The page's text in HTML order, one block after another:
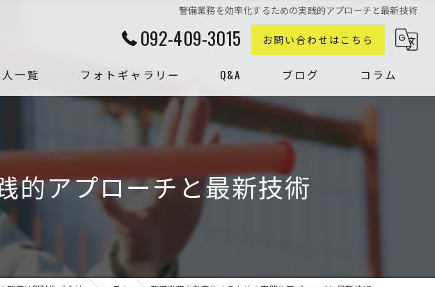
警備業務を効率化するための実践的アプローチと最新技術
092-409-3015 お問い合わせはこちら
一覧 フォトギャラリー Q&A ブログ コラム
的アプローチと最新技術